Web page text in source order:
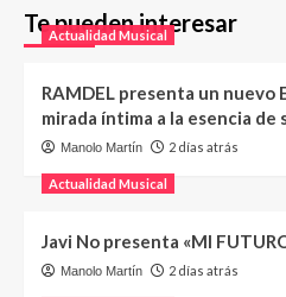
Te pueden interesar
Actualidad Musical
RAMDEL presenta un nuevo
mirada íntima a la esencia de
Manolo Martín 2 días atrás
Actualidad Musical
Javi No presenta «MI
Manolo Martín 2 días atrás